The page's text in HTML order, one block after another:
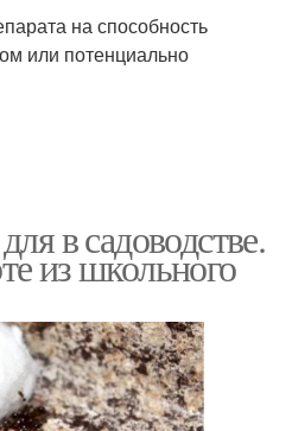
на способность
или потенциально
в садоводстве.
из школьного